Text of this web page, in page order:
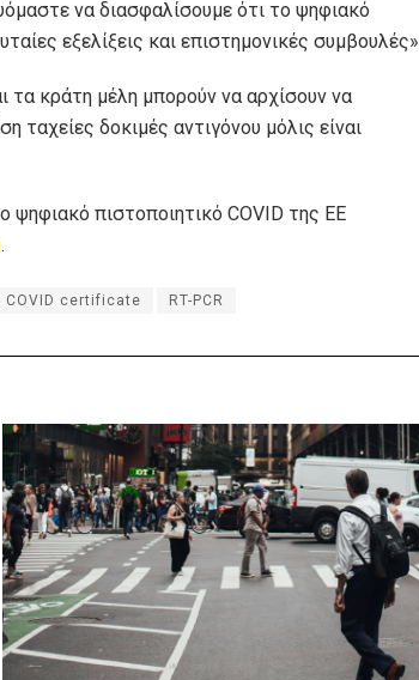
να διασφαλίσουμε ότι το ψηφιακό
εξελίξεις και επιστημονικές συμβουλές»
τα κράτη μέλη μπορούν να αρχίσουν να
ταχείες δοκιμές αντιγόνου μόλις είναι
πιστοποιητικό COVID της ΕΕ
.
COVID certificate RT-PCR